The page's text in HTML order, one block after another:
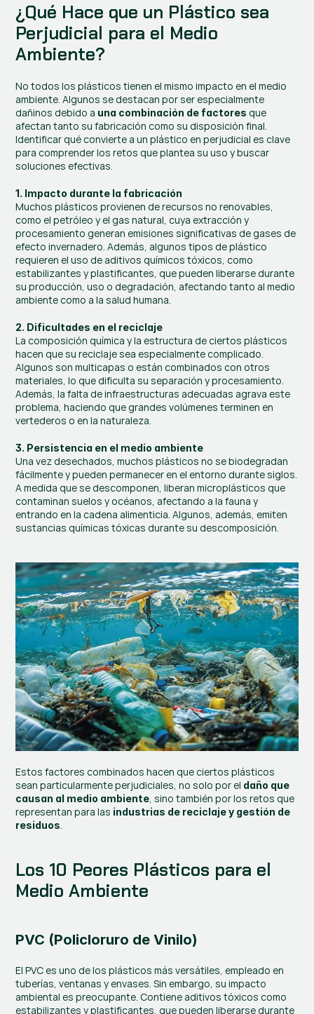
¿Qué Hace que un Plástico sea
Perjudicial para el Medio
Ambiente?
No todos los plásticos tienen el mismo impacto en el medio
ambiente. Algunos se destacan por ser especialmente
dañinos debido a una combinación de factores que
afectan tanto su fabricación como su disposición final.
Identificar qué convierte a un plástico en perjudicial es clave
para comprender los retos que plantea su uso y buscar
soluciones efectivas.
1. Impacto durante la fabricación
Muchos plásticos provienen de recursos no renovables,
como el petróleo y el gas natural, cuya extracción y
procesamiento generan emisiones significativas de gases de
efecto invernadero. Además, algunos tipos de plástico
requieren el uso de aditivos químicos tóxicos, como
estabilizantes y plastificantes, que pueden liberarse durante
su producción, uso o degradación, afectando tanto al medio
ambiente como a la salud humana.
2. Dificultades en el reciclaje
La composición química y la estructura de ciertos plásticos
hacen que su reciclaje sea especialmente complicado.
Algunos son multicapas o están combinados con otros
materiales, lo que dificulta su separación y procesamiento.
Además, la falta de infraestructuras adecuadas agrava este
problema, haciendo que grandes volúmenes terminen en
vertederos o en la naturaleza.
3. Persistencia en el medio ambiente
Una vez desechados, muchos plásticos no se biodegradan
fácilmente y pueden permanecer en el entorno durante siglos.
A medida que se descomponen, liberan microplásticos que
contaminan suelos y océanos, afectando a la fauna y
entrando en la cadena alimenticia. Algunos, además, emiten
sustancias químicas tóxicas durante su descomposición.
Estos factores combinados hacen que ciertos plásticos
sean particularmente perjudiciales, no solo por el daño que
causan al medio ambiente , sino también por los retos que
representan para las industrias de reciclaje y gestión de
residuos
Los 10 Peores Plásticos para el
Medio Ambiente
PVC (Policloruro de Vinilo)
El PVC es uno de los plásticos más versátiles, empleado en
tuberías, ventanas y envases. Sin embargo, su impacto
ambiental es preocupante. Contiene aditivos tóxicos como
estabilizantes y plastificantes, que pueden liberarse durante